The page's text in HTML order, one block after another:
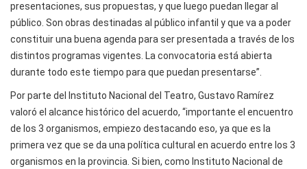
presentaciones, sus propuestas, y que luego puedan llegar al
público. Son obras destinadas al público infantil y que va a poder
constituir una buena agenda para ser presentada a través de los
distintos programas vigentes. La convocatoria está abierta
durante todo este tiempo para que puedan presentarse”.
Por parte del Instituto Nacional del Teatro, Gustavo Ramírez
valoró el alcance histórico del acuerdo, “importante el encuentro
de los 3 organismos, empiezo destacando eso, ya que es la
primera vez que se da una política cultural en acuerdo entre los 3
organismos en la provincia. Si bien, como Instituto Nacional de